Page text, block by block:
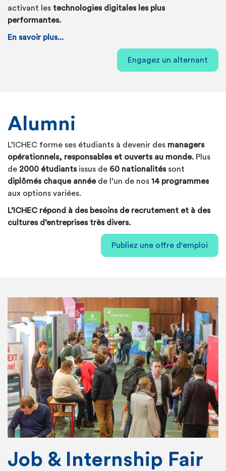
activant les technologies digitales les plus
performantes.
En savoir plus...
Engagez un alternant
Alumni
L’ICHEC forme ses étudiants à devenir des managers
opérationnels, responsables et ouverts au monde. Plus
de 2000 étudiantsissus de 60 nationalitéssont
diplômés chaque annéede l’un de nos 14 programmes
aux options variées.
L’ICHEC répond à des besoins de recrutement et à des
cultures d’entreprises très divers.
Publiez une offre d'emploi
Job & Internship Fair